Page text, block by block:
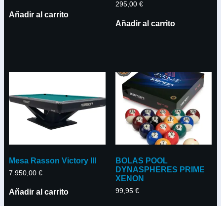
Añadir al carrito
295,00 €
Añadir al carrito
Mesa Rasson Victory III
7.950,00 €
Añadir al carrito
BOLAS POOL
DYNASPHERES PRIME
XENON
99,95 €